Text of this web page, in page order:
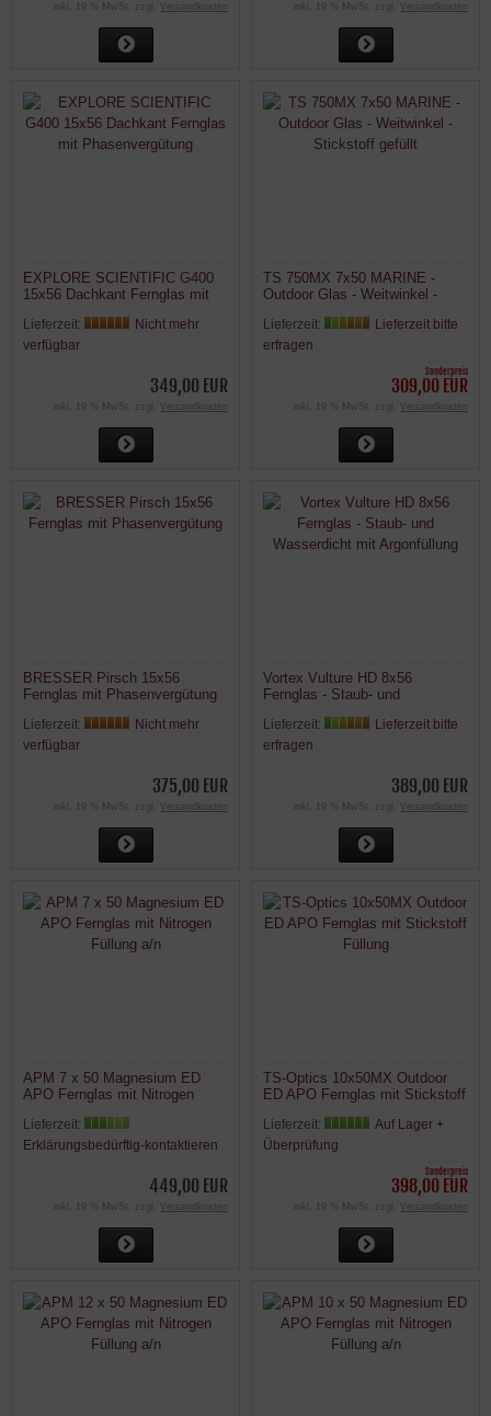
inkl. 19 % MwSt. zzgl. Versandkosten inkl. 19 % MwSt. zzgl. Versandkosten
EXPLORE SCIENTIFIC G400
15x56 Dachkant Fernglas mit
Lieferzeit:
Nicht mehr
verfügbar
349,00 EUR
inkl. 19 % MwSt. zzgl. Versandkosten
TS 750MX 7x50 MARINE -
Outdoor Glas - Weitwinkel -
Lieferzeit:
Lieferzeit bitte
erfragen
Sonderpreis
309,00 EUR
inkl. 19 % MwSt. zzgl. Versandkosten
BRESSER Pirsch 15x56
Fernglas mit Phasenvergütung
Lieferzeit:
Nicht mehr
verfügbar
375,00 EUR
inkl. 19 % MwSt. zzgl. Versandkosten
Vortex Vulture HD 8x56
Fernglas - Staub- und
Lieferzeit:
Lieferzeit bitte
erfragen
389,00 EUR
inkl. 19 % MwSt. zzgl. Versandkosten
APM 7 x 50 Magnesium ED
APO Fernglas mit Nitrogen
Lieferzeit:
Erklärungsbedürftig-kontaktieren
449,00 EUR
inkl. 19 % MwSt. zzgl. Versandkosten
TS-Optics 10x50MX Outdoor
ED APO Fernglas mit Stickstoff
Lieferzeit:
Auf Lager +
Überprüfung
Sonderpreis
398,00 EUR
inkl. 19 % MwSt. zzgl. Versandkosten